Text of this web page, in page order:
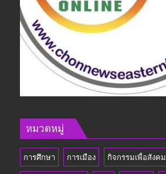
หมวดหมู่
การศึกษา การเมือง กิจกรรมเพื่อสังคม